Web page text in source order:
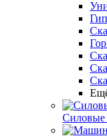
Силовые